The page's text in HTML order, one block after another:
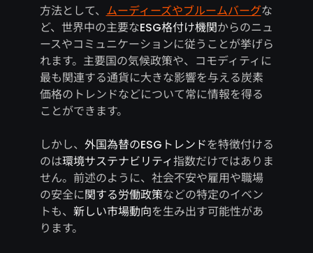
方法として、 ムーディーズやブルームバーグな
ど、世界中の主要なESG格付け機関からのニュ
ースやコミュニケーションに従うことが挙げら
れます。主要国の気候政策や、コモディティに
最も関連する通貨に大きな影響を与える炭素
価格のトレンドなどについて常に情報を得る
ことができます。
しかし、 外国為替のESGトレンドを特徴付ける
のは環境サステナビリティ指数だけではありま
せん。前述のように、社会不安や雇用や職場
の安全に関する労働政策などの特定のイベン
トも、 新しい市場動向を生み出す可能性があ
ります。